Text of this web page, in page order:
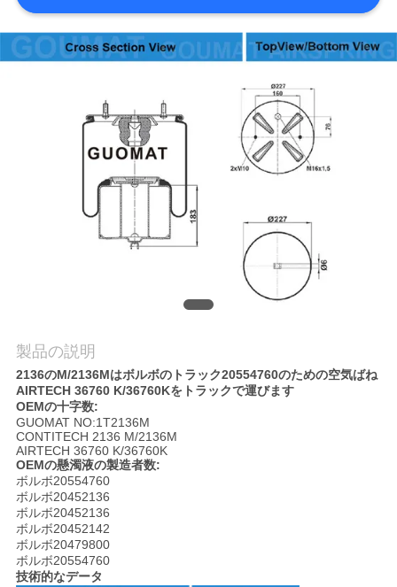
品
質
し
な
さ
い
引
用
製品の説明
2136のM/2136Mはボルボのトラック20554760のための空気ばね
AIRTECH 36760 K/36760Kをトラックで運びます
OEMの十字数:
GUOMAT NO:1T2136M
CONTITECH 2136 M/2136M
AIRTECH 36760 K/36760K
OEMの懸濁液の製造者数:
ボルボ20554760
ボルボ20452136
ボルボ20452136
ボルボ20452142
ボルボ20479800
ボルボ20554760
技術的なデータ